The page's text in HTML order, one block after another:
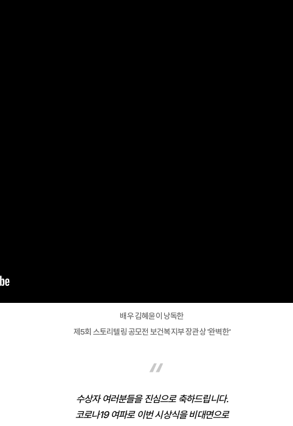
배우 김혜윤이 낭독한
제5회 스토리텔링 공모전 보건복지부 장관상 '완벽한'
“
수상자 여러분들을 진심으로 축하드립니다.
코로나19 여파로 이번 시상식을 비대면으로